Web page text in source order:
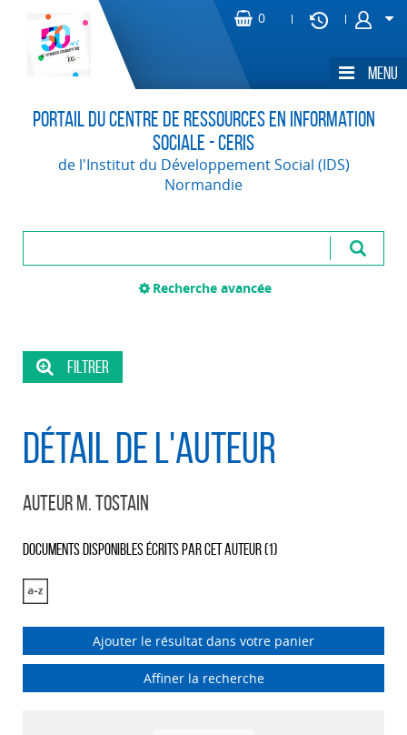
Portail du Centre de Ressources en Information
Sociale - CERIS
de l'Institut du Développement Social (IDS)
Normandie
Recherche avancée
Détail de l'auteur
Auteur M. Tostain
Documents disponibles écrits par cet auteur (1)
Ajouter le résultat dans votre panier
Affiner la recherche